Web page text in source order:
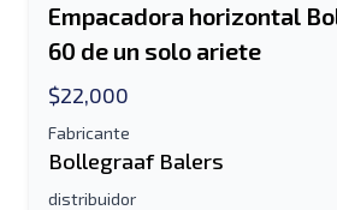
Empacadora horizontal
60 de un solo ariete
$22,000
Fabricante
Bollegraaf Balers
distribuidor